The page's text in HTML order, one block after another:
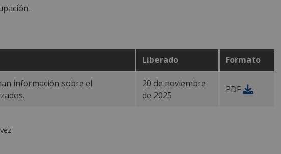
Liberado Formato
información sobre el
20 de noviembre
de 2025
PDF